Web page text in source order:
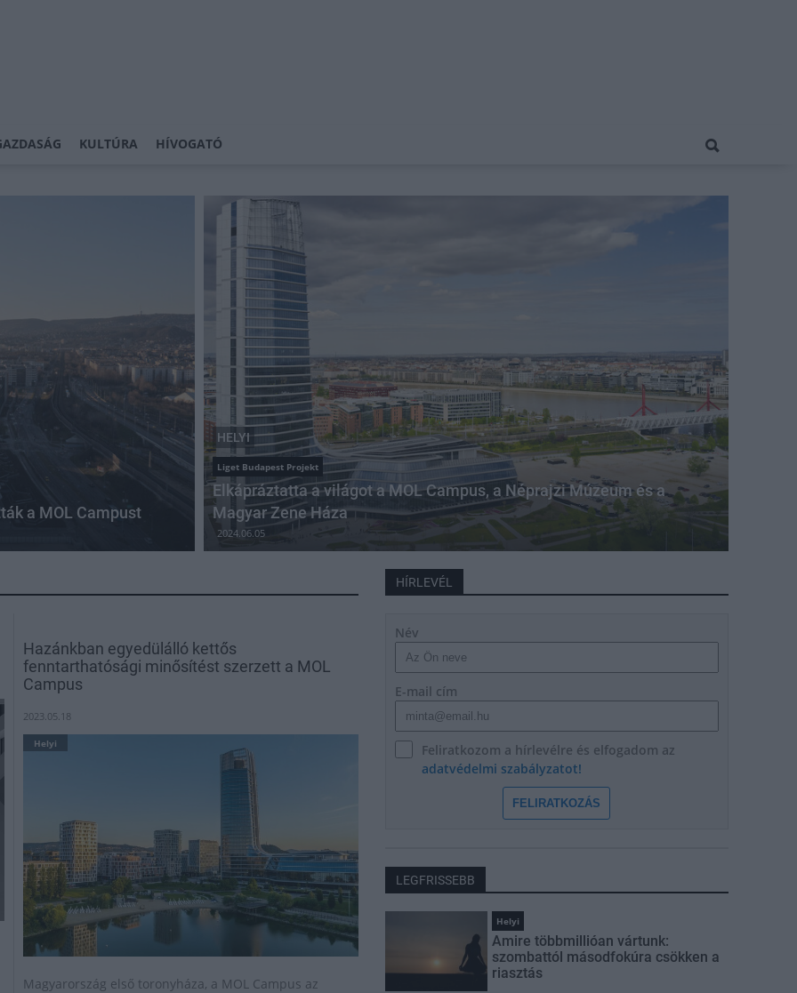
KULTÚRA HÍVOGATÓ
a MOL Campust
HELYI
Liget Budapest Projekt
Elkápráztatta a világot a MOL Campus, a Néprajzi Múzeum és a
Magyar Zene Háza
2024.06.05
Hazánkban egyedülálló kettős
fenntarthatósági minősítést szerzett a MOL
Campus
2023.05.18
Helyi
Magyarország első toronyháza, a MOL Campus az
HÍRLEVÉL
Név
E-mail cím
Feliratkozom a hírlevélre és elfogadom az
adatvédelmi szabályzatot!
FELIRATKOZÁS
LEGFRISSEBB
Helyi
Amire többmillióan vártunk:
szombattól másodfokúra csökken a
riasztás